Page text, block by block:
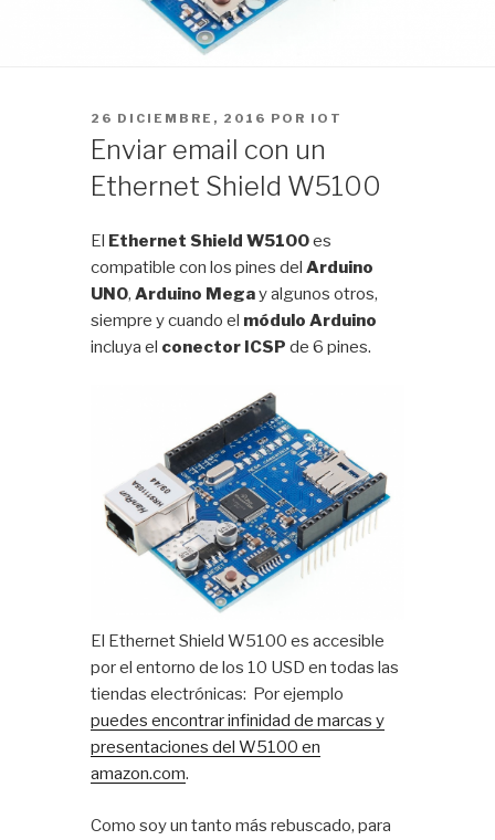
PUBLICADO
EL
26 DICIEMBRE, 2016 POR IOT
Enviar email con un
Ethernet Shield W5100
El Ethernet Shield W5100es
compatible con los pines delArduino
UNO,Arduino Megay algunos otros,
siempre y cuando el módulo Arduino
incluya el conector ICSP de 6 pines.
El Ethernet Shield W5100 es accesible
por el entorno de los 10 USD en todas las
tiendas electrónicas: Por ejemplo
puedes encontrar infinidad de marcas y
presentaciones del W5100 en
amazon.com.
Como soy un tanto más rebuscado, para